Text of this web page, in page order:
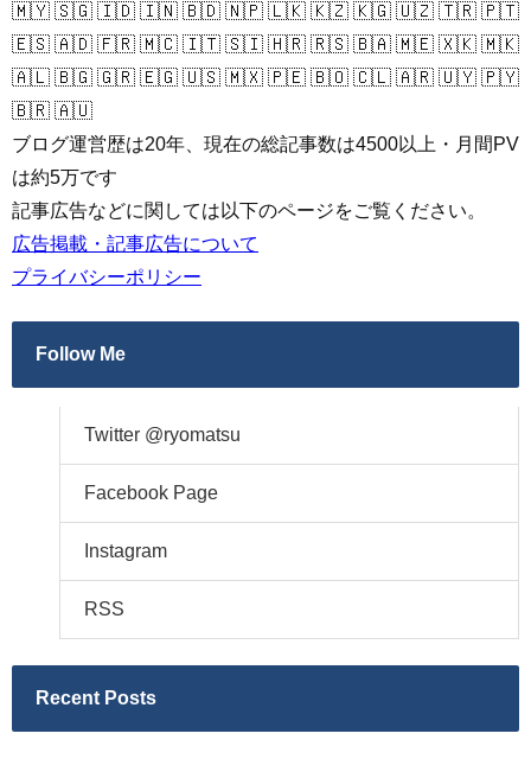
🇲🇾 🇸🇬 🇮🇩 🇮🇳 🇧🇩 🇳🇵 🇱🇰 🇰🇿 🇰🇬 🇺🇿 🇹🇷 🇵🇹
🇪🇸 🇦🇩 🇫🇷 🇲🇨 🇮🇹 🇸🇮 🇭🇷 🇷🇸 🇧🇦 🇲🇪 🇽🇰 🇲🇰
🇦🇱 🇧🇬 🇬🇷 🇪🇬 🇺🇸 🇲🇽 🇵🇪 🇧🇴 🇨🇱 🇦🇷 🇺🇾 🇵🇾
🇧🇷 🇦🇺
ブログ運営歴は20年、現在の総記事数は4500以上・月間PV
は約5万です
記事広告などに関しては以下のページをご覧ください。
広告掲載・記事広告について
プライバシーポリシー
Follow Me
Twitter @ryomatsu
Facebook Page
Instagram
RSS
Recent Posts